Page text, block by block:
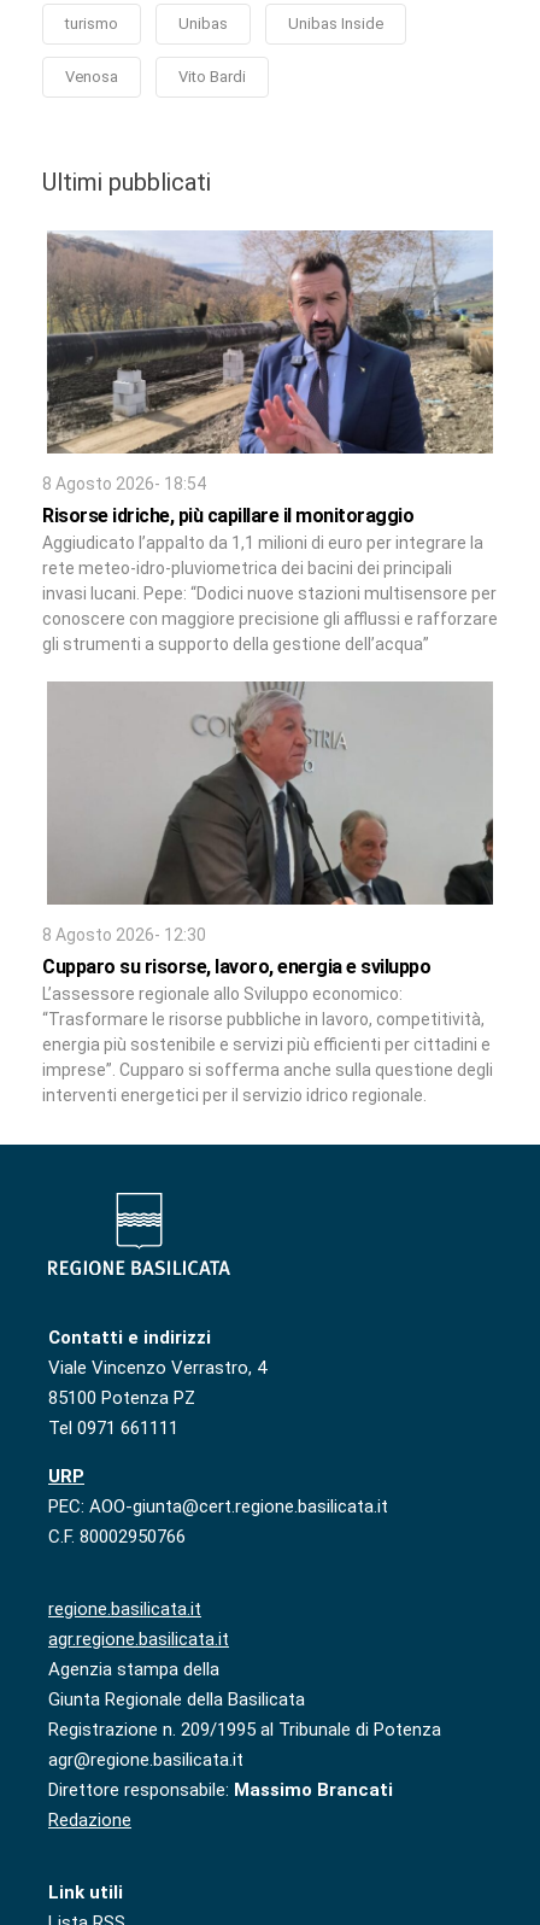
turismo Unibas Unibas Inside
Venosa Vito Bardi
Ultimi pubblicati
8 Agosto 2026- 18:54
Risorse idriche, più capillare il monitoraggio
Aggiudicato l’appalto da 1,1 milioni di euro per integrare la
rete meteo-idro-pluviometrica dei bacini dei principali
invasi lucani. Pepe: “Dodici nuove stazioni multisensore per
conoscere con maggiore precisione gli afflussi e rafforzare
gli strumenti a supporto della gestione dell’acqua”
8 Agosto 2026- 12:30
Cupparo su risorse, lavoro, energia e sviluppo
L’assessore regionale allo Sviluppo economico:
“Trasformare le risorse pubbliche in lavoro, competitività,
energia più sostenibile e servizi più efficienti per cittadini e
imprese”. Cupparo si sofferma anche sulla questione degli
interventi energetici per il servizio idrico regionale.
Contatti e indirizzi
Viale Vincenzo Verrastro, 4
85100 Potenza PZ
Tel 0971 661111
URP
PEC: AOO-giunta@cert.regione.basilicata.it
C.F. 80002950766
regione.basilicata.it
agr.regione.basilicata.it
Agenzia stampa della
Giunta Regionale della Basilicata
Registrazione n. 209/1995 al Tribunale di Potenza
agr@regione.basilicata.it
Direttore responsabile: Massimo Brancati
Redazione
Link utili